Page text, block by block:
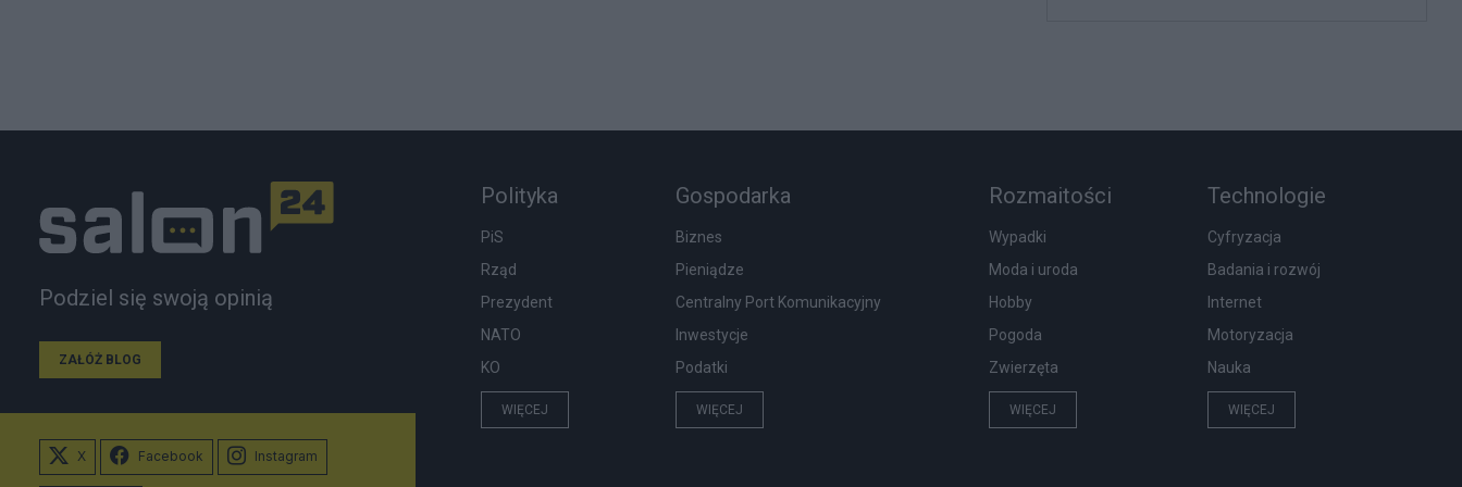
Podziel się swoją opinią
ZAŁÓŻ BLOG
Polityka
PiS
Rząd
Prezydent
NATO
KO
WIĘCEJ
Gospodarka
Biznes
Pieniądze
Centralny Port Komunikacyjny
Inwestycje
Podatki
WIĘCEJ
Rozmaitości
Wypadki
Moda i uroda
Hobby
Pogoda
Zwierzęta
WIĘCEJ
Technologie
Cyfryzacja
Badania i rozwój
Internet
Motoryzacja
Nauka
WIĘCEJ
X Facebook Instagram